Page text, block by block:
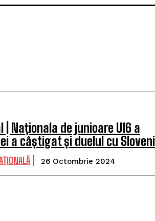
| Naționala de junioare U16 a
a câștigat și duelul cu
26 Octombrie 2024